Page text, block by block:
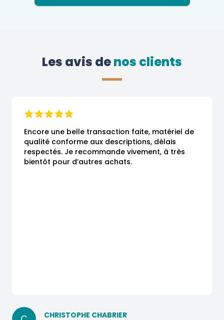
Les avis de nos clients
Encore une belle transaction faite, matériel de
qualité conforme aux descriptions, délais
respectés. Je recommande vivement, à très
bientôt pour d’autres achats.
CHRISTOPHE CHABRIER